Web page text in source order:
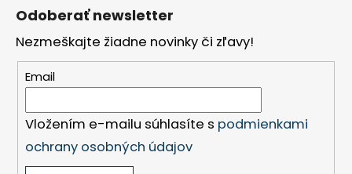
Odoberať newsletter
Nezmeškajte žiadne novinky či zľavy!
Email
Vložením e-mailu súhlasíte s podmienkami
ochrany osobných údajov